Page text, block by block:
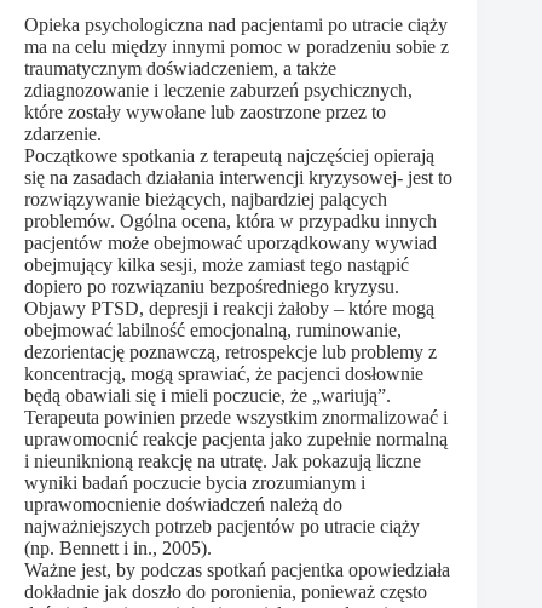
Opieka psychologiczna nad pacjentami po utracie ciąży
ma na celu między innymi pomoc w poradzeniu sobie z
traumatycznym doświadczeniem, a także
zdiagnozowanie i leczenie zaburzeń psychicznych,
które zostały wywołane lub zaostrzone przez to
zdarzenie.
Początkowe spotkania z terapeutą najczęściej opierają
się na zasadach działania interwencji kryzysowej- jest to
rozwiązywanie bieżących, najbardziej palących
problemów. Ogólna ocena, która w przypadku innych
pacjentów może obejmować uporządkowany wywiad
obejmujący kilka sesji, może zamiast tego nastąpić
dopiero po rozwiązaniu bezpośredniego kryzysu.
Objawy PTSD, depresji i reakcji żałoby – które mogą
obejmować labilność emocjonalną, ruminowanie,
dezorientację poznawczą, retrospekcje lub problemy z
koncentracją, mogą sprawiać, że pacjenci dosłownie
będą obawiali się i mieli poczucie, że „wariują”.
Terapeuta powinien przede wszystkim znormalizować i
uprawomocnić reakcje pacjenta jako zupełnie normalną
i nieuniknioną reakcję na utratę. Jak pokazują liczne
wyniki badań poczucie bycia zrozumianym i
uprawomocnienie doświadczeń należą do
najważniejszych potrzeb pacjentów po utracie ciąży
(np. Bennett i in., 2005).
Ważne jest, by podczas spotkań pacjentka opowiedziała
dokładnie jak doszło do poronienia, ponieważ często